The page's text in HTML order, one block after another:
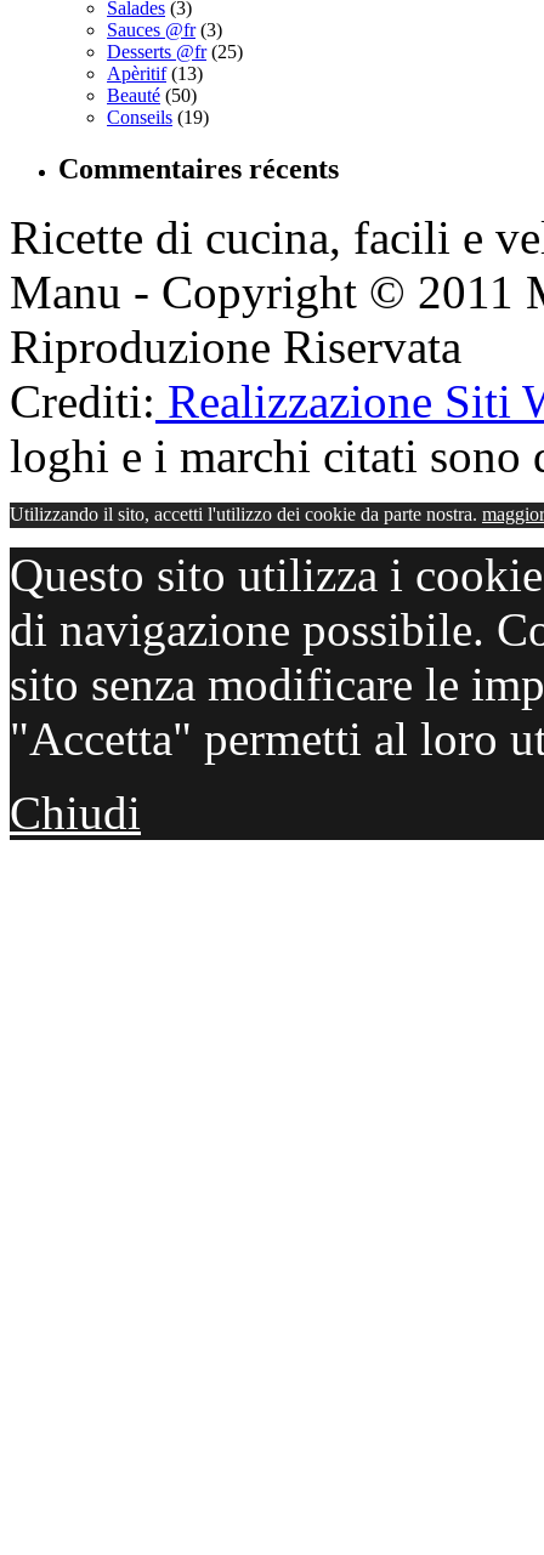
Salades (3)
Sauces @fr(3)
Desserts @fr(25)
Apèritif(13)
Beauté (50)
Conseils (19)
Commentaires récents
Ricette di cucina, facili e
Manu - Copyright © 2011
Riproduzione Riservata
Crediti: Realizzazione Siti
loghi e i marchi citati
Utilizzando il sito, accetti l'utilizzo dei cookie da parte nostra.
Questo sito utilizza i
di navigazione possibile.
sito senza modificare le
"Accetta" permetti al loro
Chiudi